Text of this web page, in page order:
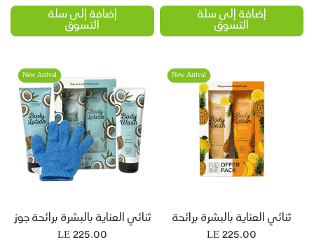
إضافة إلى سلة
التسوق
إضافة إلى سلة
التسوق
ثنائي العناية بالبشرة برائحة
الفواكه الاستوائية
LE 225.00
New Arrival
ثنائي العناية بالبشرة برائحة جوز
الهند
LE 225.00
New Arrival